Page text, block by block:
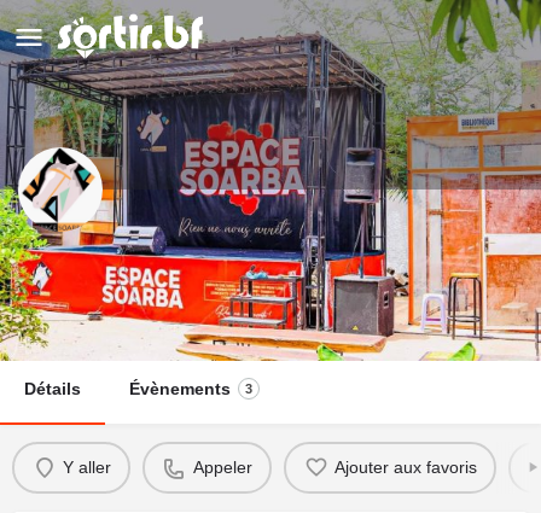
Espace Soarba
Appeler
Détails Évènements 3
Y aller Appeler Ajouter aux favoris